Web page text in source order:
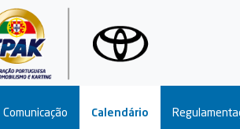
Comunicação Calendário